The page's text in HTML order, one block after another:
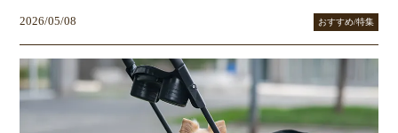
2026/05/08 おすすめ/特集